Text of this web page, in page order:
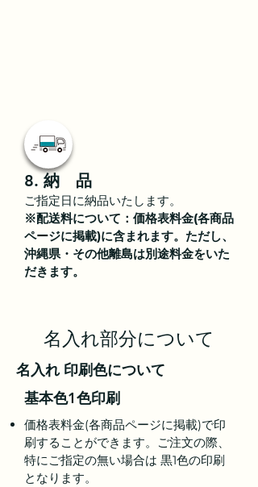
8. 納 品
ご指定日に納品いたします。
※配送料について：価格表料金(各商品
ページに掲載)に含まれます。ただし、
沖縄県・その他離島は別途料金をいた
だきます。
名入れ部分について
名入れ 印刷色について
基本色1色印刷
価格表料金(各商品ページに掲載)で印
刷することができます。ご注文の際、
特にご指定の無い場合は 黒1色の印刷
となります。